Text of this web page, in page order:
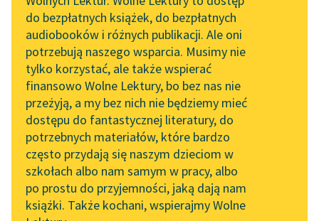
Tunkiel w Oslo
Wolne Lektury na 32.
Pol’and’Rock Festivalu
„Kochanek Lady
Chatterley” do słuchania
na Wolnych Lekturach
Nowy audiobook –
„Marzenie o Oriencie”
Sophie Elkan
Kolekcja Nadwyraz.com x
Leśmianator
Przewodnik dla piszących i
czytających
API
OAI-PMH
Widget Wolnych Lektur
Przypisy
do bezpłatnych książek, do bezpłatnych
audiobooków i różnych publikacji. Ale oni
potrzebują naszego wsparcia. Musimy nie
tylko korzystać, ale także wspierać
finansowo Wolne Lektury, bo bez nas nie
przeżyją, a my bez nich nie będziemy mieć
dostępu do fantastycznej literatury, do
potrzebnych materiałów, które bardzo
często przydają się naszym dzieciom w
szkołach albo nam samym w pracy, albo
po prostu do przyjemności, jaką dają nam
książki. Także kochani, wspierajmy Wolne
Bolesław Prus
Anielka
Ogród był wielki,
dawny i z trzech stron
w podkowę otaczał
dom. Tu żyły w...
Czytaj więcej